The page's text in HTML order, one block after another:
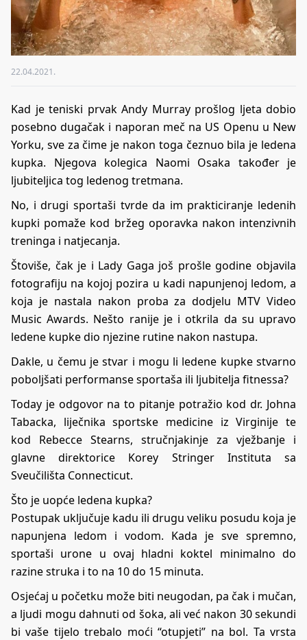
22.04.2021.
Kad je teniski prvak Andy Murray prošlog ljeta dobio
posebno dugačak i naporan meč na US Openu u New
Yorku, sve za čime je nakon toga čeznuo bila je ledena
kupka. Njegova kolegica Naomi Osaka također je
ljubiteljica tog ledenog tretmana.
No, i drugi sportaši tvrde da im prakticiranje ledenih
kupki pomaže kod bržeg oporavka nakon intenzivnih
treninga i natjecanja.
Štoviše, čak je i Lady Gaga još prošle godine objavila
fotografiju na kojoj pozira u kadi napunjenoj ledom, a
koja je nastala nakon proba za dodjelu MTV Video
Music Awards. Nešto ranije je i otkrila da su upravo
ledene kupke dio njezine rutine nakon nastupa.
Dakle, u čemu je stvar i mogu li ledene kupke stvarno
poboljšati performanse sportaša ili ljubitelja fitnessa?
Today je odgovor na to pitanje potražio kod dr. Johna
Tabacka, liječnika sportske medicine iz Virginije te
kod Rebecce Stearns, stručnjakinje za vježbanje i
glavne direktorice Korey Stringer Instituta sa
Sveučilišta Connecticut.
Što je uopće ledena kupka?
Postupak uključuje kadu ili drugu veliku posudu koja je
napunjena ledom i vodom. Kada je sve spremno,
sportaši urone u ovaj hladni koktel minimalno do
razine struka i to na 10 do 15 minuta.
Osjećaj u početku može biti neugodan, pa čak i mučan,
a ljudi mogu dahnuti od šoka, ali već nakon 30 sekundi
bi vaše tijelo trebalo moći “otupjeti” na bol. Ta vrsta